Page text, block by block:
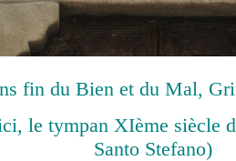
fin du Bien et du Mal,
le tympan XIème siècle
Santo Stefano)